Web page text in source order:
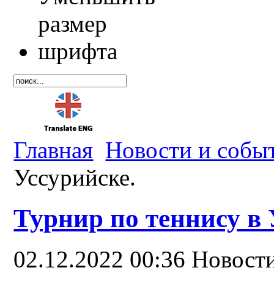
Главная Новости и
Уссурийске.
Турнир по теннису в
02.12.2022 00:36